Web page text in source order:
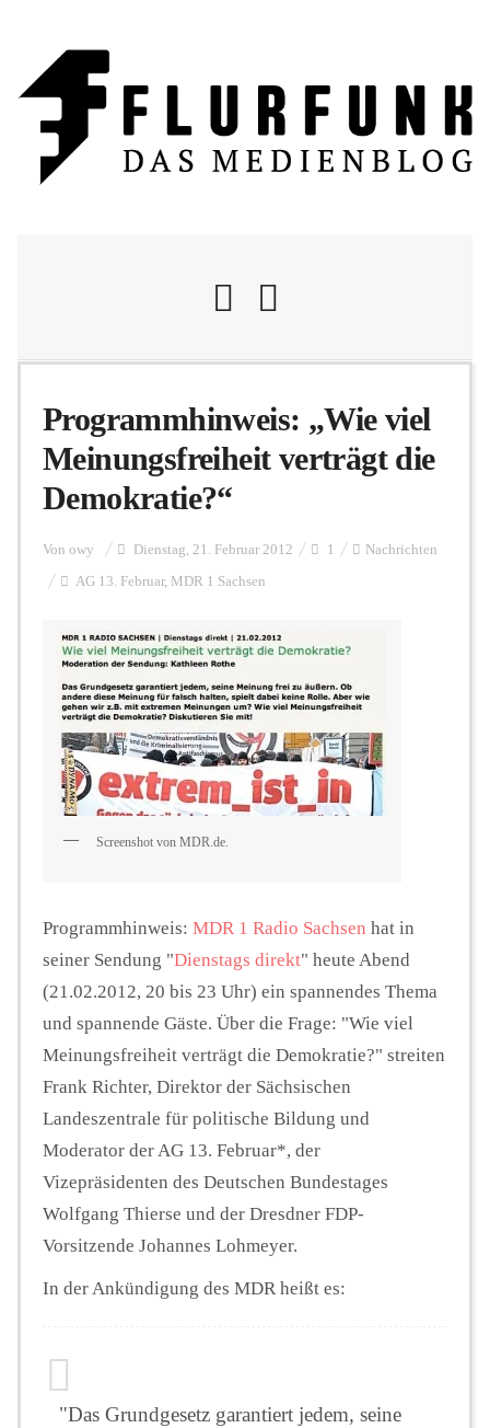
Nachrichten
Flurschelte
Personalien
Hintergrund
FUNKTURM-Beiträge
Podcast
Unterstützen
Programmhinweis: „Wie viel
Meinungsfreiheit verträgt die
Demokratie?“
Von owy Dienstag, 21. Februar 2012 1 Nachrichten
AG 13. Februar, MDR 1 Sachsen
Screenshot von MDR.de.
Programmhinweis: MDR 1 Radio Sachsen hat in
seiner Sendung "Dienstags direkt" heute Abend
(21.02.2012, 20 bis 23 Uhr) ein spannendes Thema
und spannende Gäste. Über die Frage: "Wie viel
Meinungsfreiheit verträgt die Demokratie?" streiten
Frank Richter, Direktor der Sächsischen
Landeszentrale für politische Bildung und
Moderator der AG 13. Februar*, der
Vizepräsidenten des Deutschen Bundestages
Wolfgang Thierse und der Dresdner FDP-
Vorsitzende Johannes Lohmeyer.
In der Ankündigung des MDR heißt es:
"Das Grundgesetz garantiert jedem, seine